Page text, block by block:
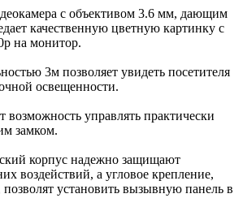
с объективом 3.6 мм, дающим
качественную цветную картинку c
на монитор.
3м позволяет увидеть посетителя
освещенности.
возможность управлять практически
замком.
корпус надежно защищают
воздействий, а угловое крепление,
установить вызывную панель в